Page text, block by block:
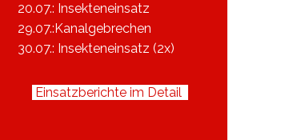
20.07.: Insekteneinsatz
29.07.:Kanalgebrechen
30.07.: Insekteneinsatz (2x)
Einsatzberichte im Detail